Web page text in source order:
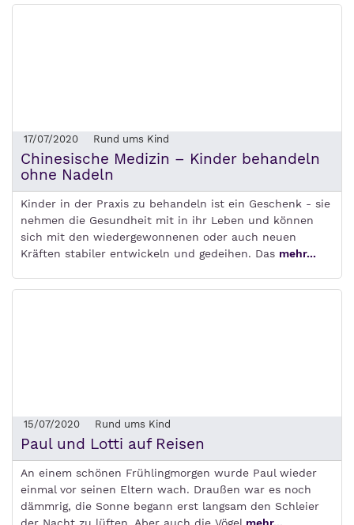
17/07/2020 Rund ums Kind
Chinesische Medizin – Kinder behandeln
ohne Nadeln
Kinder in der Praxis zu behandeln ist ein Geschenk - sie
nehmen die Gesundheit mit in ihr Leben und können
sich mit den wiedergewonnenen oder auch neuen
Kräften stabiler entwickeln und gedeihen. Das mehr...
15/07/2020 Rund ums Kind
Paul und Lotti auf Reisen
An einem schönen Frühlingmorgen wurde Paul wieder
einmal vor seinen Eltern wach. Draußen war es noch
dämmrig, die Sonne begann erst langsam den Schleier